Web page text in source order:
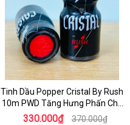
Tinh Dầu Popper Cristal By Rush
10m PWD Tăng Hưng Phấn Cho
Top Bot
330.000₫ 370.000₫